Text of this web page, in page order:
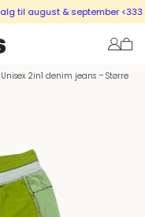
til august & september <333
Unisex 2in1 denim jeans – Større